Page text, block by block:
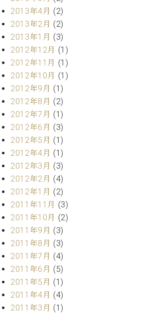
2013年4月 (2)
2013年2月 (2)
2013年1月 (3)
2012年12月 (1)
2012年11月 (1)
2012年10月 (1)
2012年9月 (1)
2012年8月 (2)
2012年7月 (1)
2012年6月 (3)
2012年5月 (1)
2012年4月 (1)
2012年3月 (3)
2012年2月 (4)
2012年1月 (2)
2011年11月 (3)
2011年10月 (2)
2011年9月 (3)
2011年8月 (3)
2011年7月 (4)
2011年6月 (5)
2011年5月 (1)
2011年4月 (4)
2011年3月 (1)